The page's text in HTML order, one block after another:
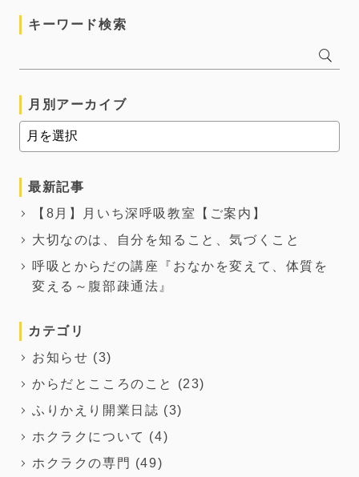
キーワード検索
月別アーカイブ
最新記事
【8月】月いち深呼吸教室【ご案内】
大切なのは、自分を知ること、気づくこと
呼吸とからだの講座『おなかを変えて、体質を
変える～腹部疎通法』
カテゴリ
お知らせ (3)
からだとこころのこと
(23)
ふりかえり開業日誌 (3)
ホクラクについて (4)
ホクラクの専門 (49)